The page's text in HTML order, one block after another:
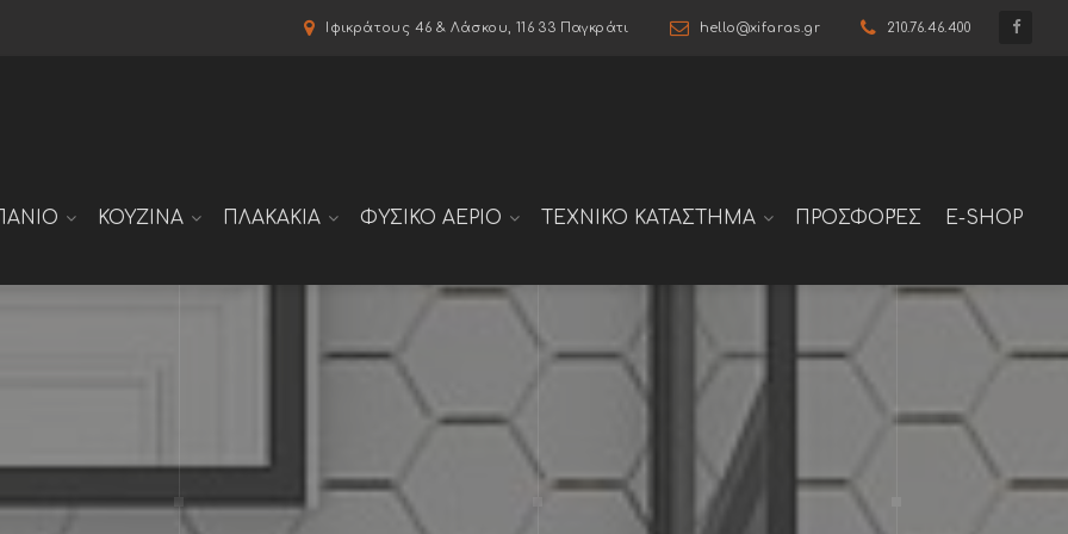
Ιφικράτους 46 & Λάσκου, 116 33 Παγκράτι hello@xifaras.gr 210.76.46.400
ΚΟΥΖΙΝΑ ΠΛΑΚΑΚΙΑ ΦΥΣΙΚΟ ΑΕΡΙΟ ΤΕΧΝΙΚΟ ΚΑΤΑΣΤΗΜΑ ΠΡΟΣΦΟΡΈΣ E-SHOP